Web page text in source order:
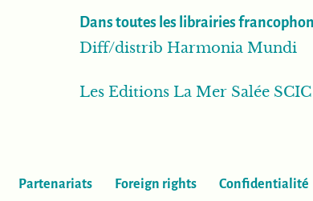
Dans toutes les librairies
Diff/distrib Harmonia Mundi
Les Editions La Mer Salée SCIC
Partenariats Foreign rights Confidentialité